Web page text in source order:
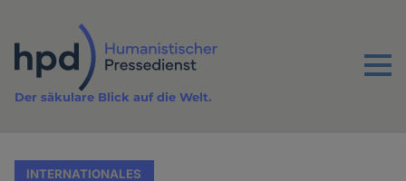
Inhalt
Menu
Der säkulare Blick auf die Welt.
INTERNATIONALES